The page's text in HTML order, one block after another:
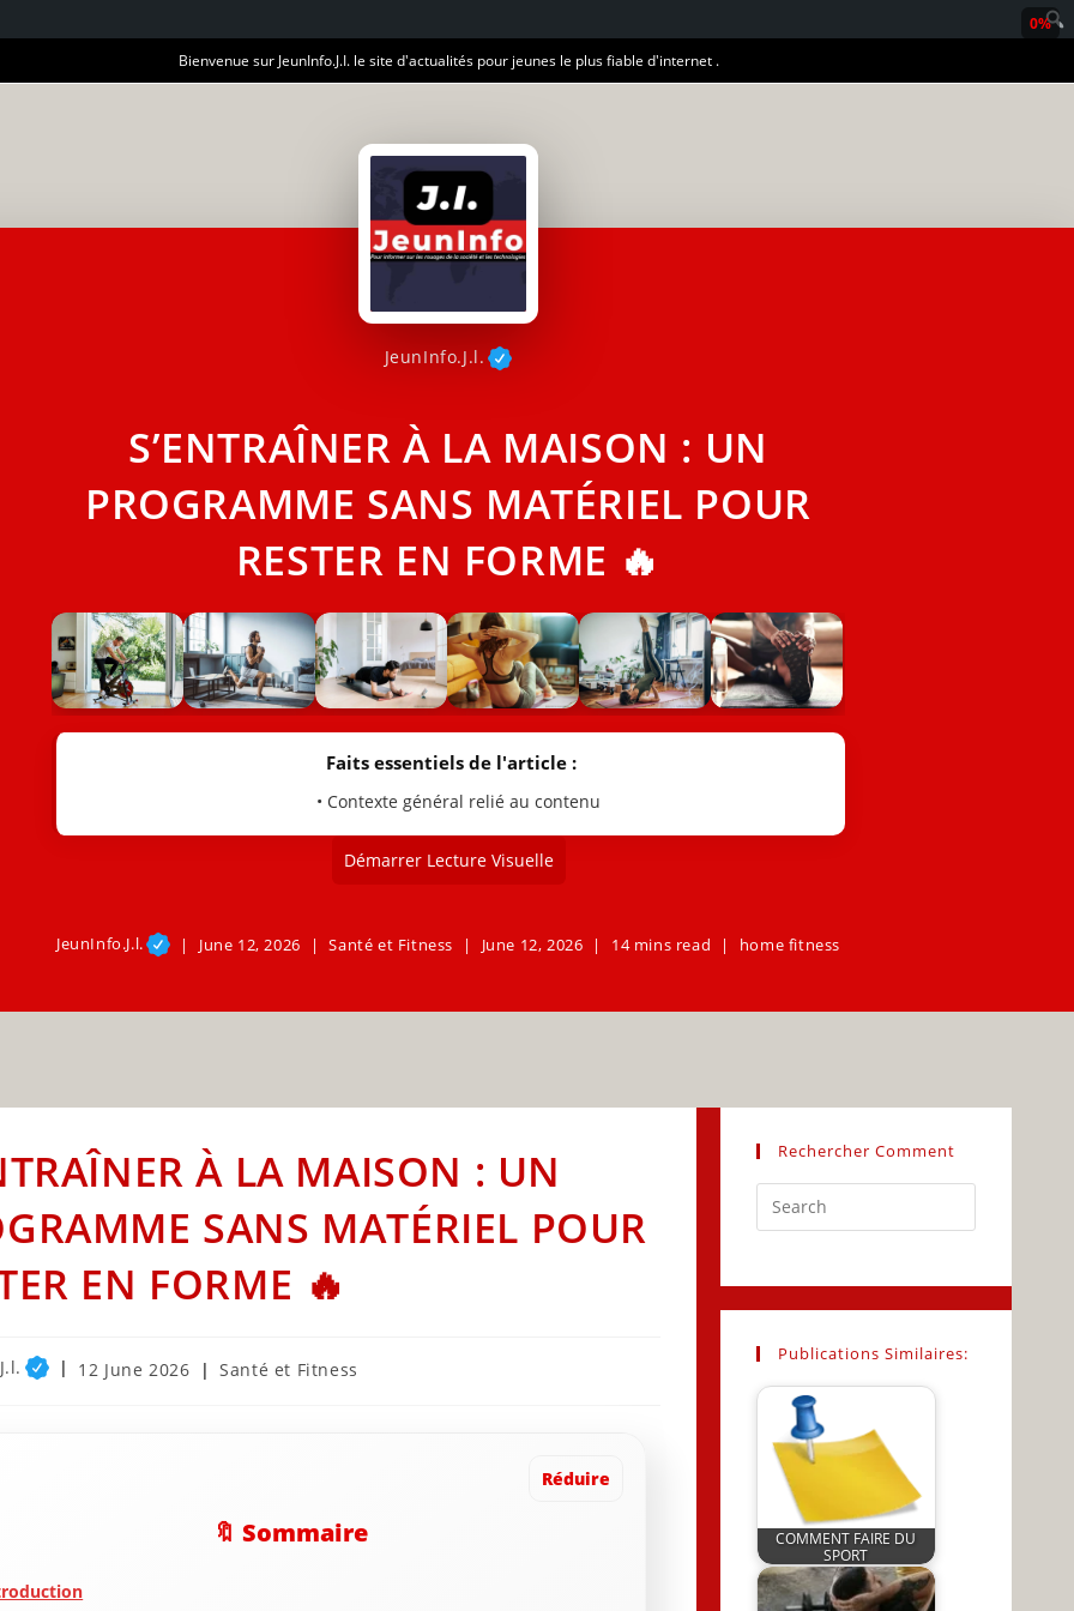
Bienvenue sur JeunInfo.J.I. le site d'actualités pour jeunes le plus fiable d'internet .
JeunInfo.J.l.
S’ENTRAÎNER À LA MAISON : UN
PROGRAMME SANS MATÉRIEL POUR
RESTER EN FORME 🔥
Faits essentiels de l'article :
• Contexte général relié au contenu
Démarrer Lecture Visuelle
JeunInfo.J.l. June 12, 2026 Santé et Fitness June 12, 2026 14 mins read home fitness
À LA MAISON : UN
SANS MATÉRIEL POUR
EN FORME 🔥
Post
12 June 2026
Post
Santé et Fitness
Réduire
🔖 Sommaire
Rechercher Comment
Escape
close
the
Publications Similaires:
COMMENT FAIRE DU
SPORT
by
JeunInfo.J.l.
0%